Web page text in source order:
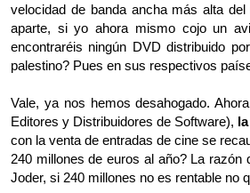
velocidad de banda ancha más alta
aparte, si yo ahora mismo cojo un
encontraréis ningún DVD distribuido
palestino? Pues en sus respectivos
Vale, ya nos hemos desahogado.
Editores y Distribuidores de Software),
con la venta de entradas de cine se
240 millones de euros al año? La
Joder, si 240 millones no es rentable no